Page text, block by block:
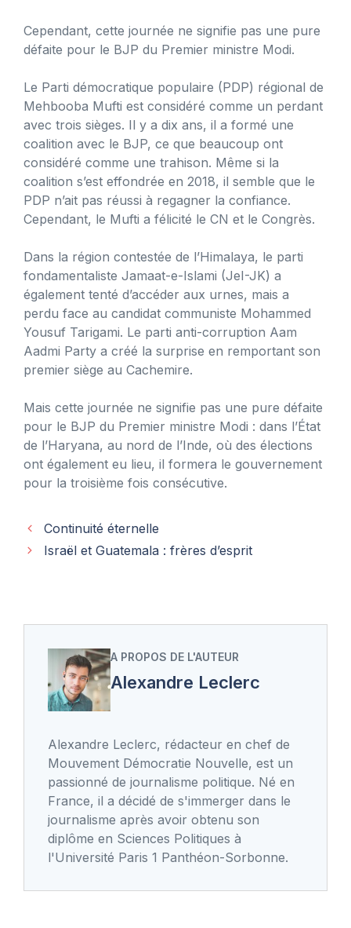
Cependant, cette journée ne signifie pas une pure
défaite pour le BJP du Premier ministre Modi.
Le Parti démocratique populaire (PDP) régional de
Mehbooba Mufti est considéré comme un perdant
avec trois sièges. Il y a dix ans, il a formé une
coalition avec le BJP, ce que beaucoup ont
considéré comme une trahison. Même si la
coalition s’est effondrée en 2018, il semble que le
PDP n’ait pas réussi à regagner la confiance.
Cependant, le Mufti a félicité le CN et le Congrès.
Dans la région contestée de l’Himalaya, le parti
fondamentaliste Jamaat-e-Islami (JeI-JK) a
également tenté d’accéder aux urnes, mais a
perdu face au candidat communiste Mohammed
Yousuf Tarigami. Le parti anti-corruption Aam
Aadmi Party a créé la surprise en remportant son
premier siège au Cachemire.
Mais cette journée ne signifie pas une pure défaite
pour le BJP du Premier ministre Modi : dans l’État
de l’Haryana, au nord de l’Inde, où des élections
ont également eu lieu, il formera le gouvernement
pour la troisième fois consécutive.
Continuité éternelle
Israël et Guatemala : frères d’esprit
A PROPOS DE L'AUTEUR
Alexandre Leclerc
Alexandre Leclerc, rédacteur en chef de
Mouvement Démocratie Nouvelle, est un
passionné de journalisme politique. Né en
France, il a décidé de s'immerger dans le
journalisme après avoir obtenu son
diplôme en Sciences Politiques à
l'Université Paris 1 Panthéon-Sorbonne.